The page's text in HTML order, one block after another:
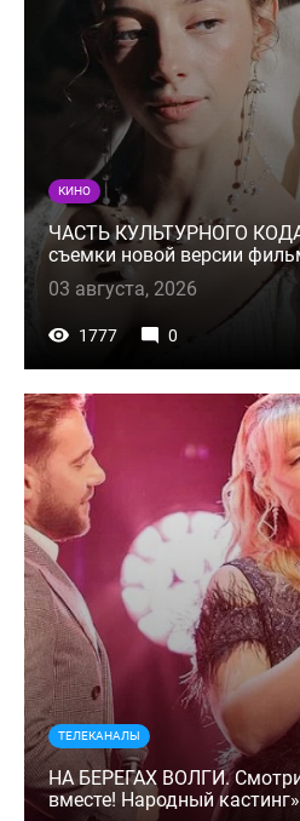
КИНО
ЧАСТЬ КУЛЬТУРНОГО
съемки новой версии
03 августа, 2026
1777 0
ТЕЛЕКАНАЛЫ
НА БЕРЕГАХ ВОЛГИ.
вместе! Народный